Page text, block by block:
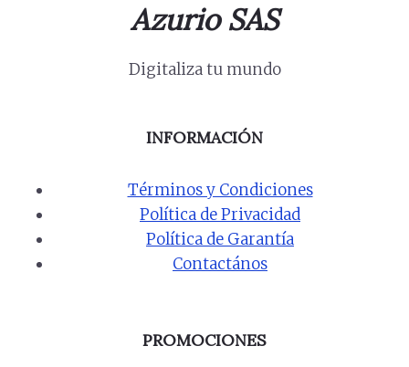
Azurio SAS
Digitaliza tu mundo
INFORMACIÓN
Términos y Condiciones
Política de Privacidad
Política de Garantía
Contactános
PROMOCIONES